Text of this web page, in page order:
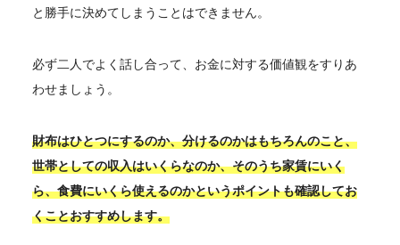
と勝手に決めてしまうことはできません。
必ず二人でよく話し合って、お金に対する価値観をすりあ
わせましょう。
財布はひとつにするのか、分けるのかはもちろんのこと、
世帯としての収入はいくらなのか、そのうち家賃にいく
ら、食費にいくら使えるのかというポイントも確認してお
くことおすすめします。